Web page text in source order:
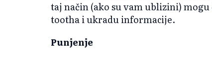
taj način (ako su vam ublizini)
tootha i ukradu informacije.
Punjenje